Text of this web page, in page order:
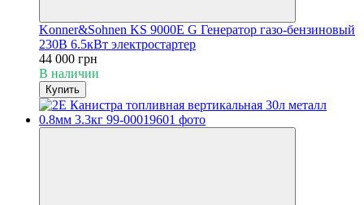
Konner&Sohnen KS 9000E G Генератор газо-бензиновый
230В 6.5кВт электростартер
44 000 грн
В наличии
Купить